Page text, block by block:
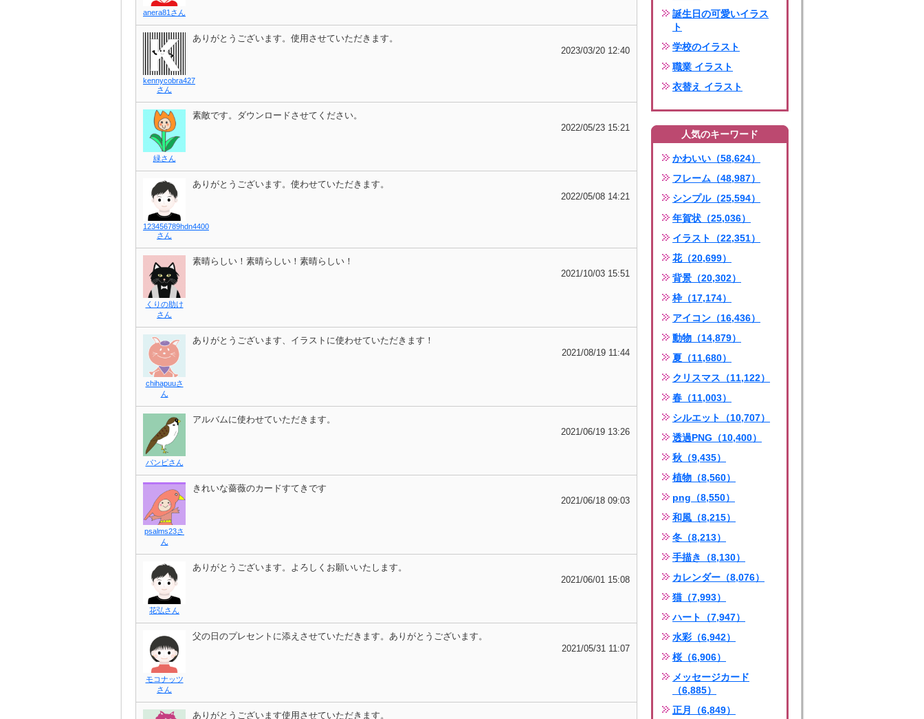
anera81さん
kennycobra427
さん
ありがとうございます。使用させていただきます。
2023/03/20 12:40
緑さん
素敵です。ダウンロードさせてください。
2022/05/23 15:21
123456789hdn4400
さん
ありがとうございます。使わせていただきます。
2022/05/08 14:21
くりの助け
さん
素晴らしい！素晴らしい！素晴らしい！
2021/10/03 15:51
chihapuuさ
ん
ありがとうございます、イラストに使わせていただきます！
2021/08/19 11:44
パンピさん
アルバムに使わせていただきます。
2021/06/19 13:26
psalms23さ
ん
きれいな薔薇のカードすてきです
2021/06/18 09:03
花弘さん
ありがとうございます。よろしくお願いいたします。
2021/06/01 15:08
モコナッツ
さん
父の日のプレセントに添えさせていただきます。ありがとうございます。
2021/05/31 11:07
ありがとうございます使用させていただきます。
誕生日の可愛いイラス
ト
学校のイラスト
職業 イラスト
衣替え イラスト
人気のキーワード
かわいい（58,624）
フレーム（48,987）
シンプル（25,594）
年賀状（25,036）
イラスト（22,351）
花（20,699）
背景（20,302）
枠（17,174）
アイコン（16,436）
動物（14,879）
夏（11,680）
クリスマス（11,122）
春（11,003）
シルエット（10,707）
透過PNG（10,400）
秋（9,435）
植物（8,560）
png（8,550）
和風（8,215）
冬（8,213）
手描き（8,130）
カレンダー（8,076）
猫（7,993）
ハート（7,947）
水彩（6,942）
桜（6,906）
メッセージカード
（6,885）
正月（6,849）